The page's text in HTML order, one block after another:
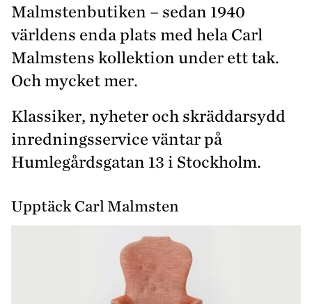
Malmstenbutiken – sedan 1940
världens enda plats med hela Carl
Malmstens­ kollektion under ett tak.
Och mycket mer.
Klassiker, nyheter och skräddarsydd
inredningsservice väntar på
Humlegårdsgatan 13 i Stockholm.
Upptäck Carl Malmsten